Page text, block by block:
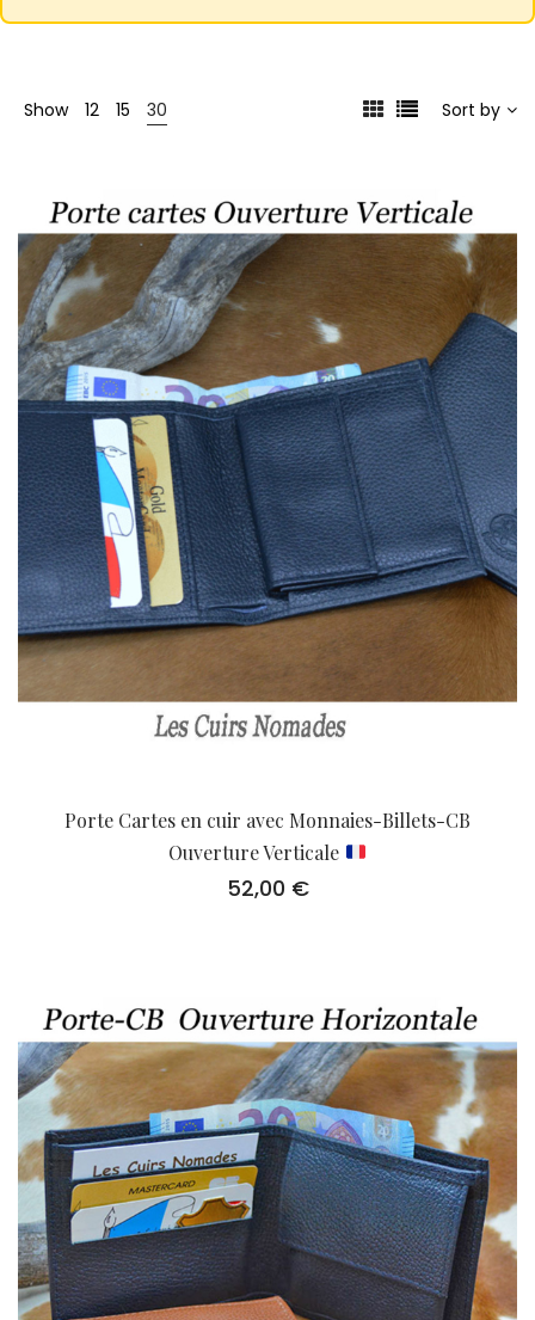
Show 12 15 30 Sort by
Porte Cartes en cuir avec Monnaies-Billets-CB
Ouverture Verticale
52,00 €